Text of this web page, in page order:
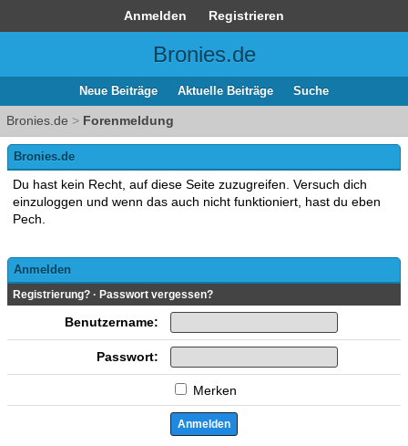
Anmelden Registrieren
Bronies.de
Neue Beiträge Aktuelle Beiträge Suche
Bronies.de > Forenmeldung
Bronies.de
Du hast kein Recht, auf diese Seite zuzugreifen. Versuch dich
einzuloggen und wenn das auch nicht funktioniert, hast du eben
Pech.
Anmelden
Registrierung? · Passwort vergessen?
Benutzername:
Passwort:
Merken